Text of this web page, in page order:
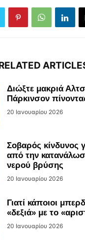
Διώξτε μακριά
Πάρκινσον
20 Ιανουαρίου 2026
Σοβαρός κίνδυνος
από την
νερού βρύσης
20 Ιανουαρίου 2026
Γιατί κάποιοι
«δεξιά» με το
20 Ιανουαρίου 2026